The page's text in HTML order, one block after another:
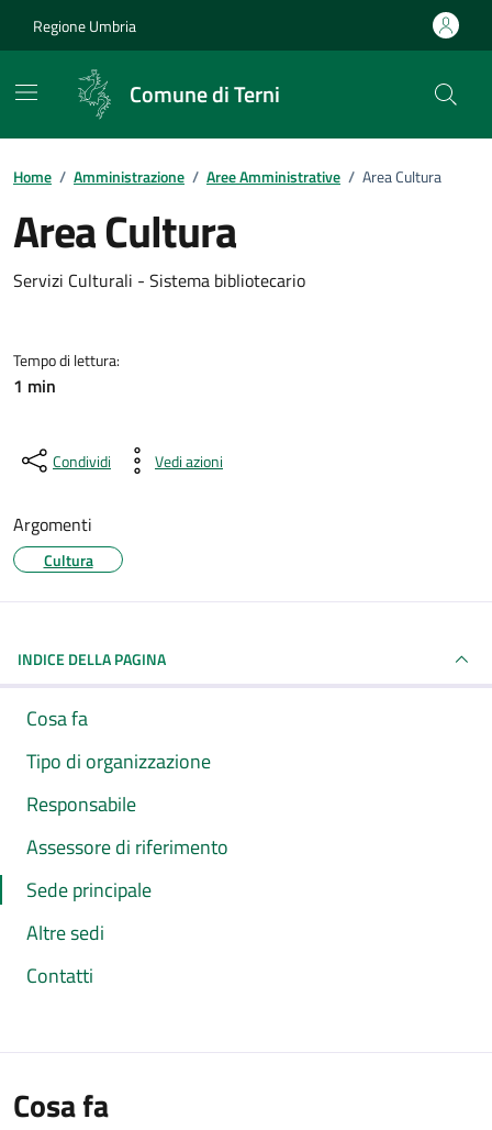
Regione Umbria
Comune di Terni
Home / Amministrazione / Aree Amministrative / Area Cultura
Area Cultura
Dettagli dell'unità
Servizi Culturali - Sistema bibliotecario
Tempo di lettura:
1 min
Condividi Vedi azioni
Argomenti
Cultura
INDICE DELLA PAGINA
Cosa fa
Tipo di organizzazione
Responsabile
Assessore di riferimento
Sede principale
Altre sedi
Contatti
Cosa fa